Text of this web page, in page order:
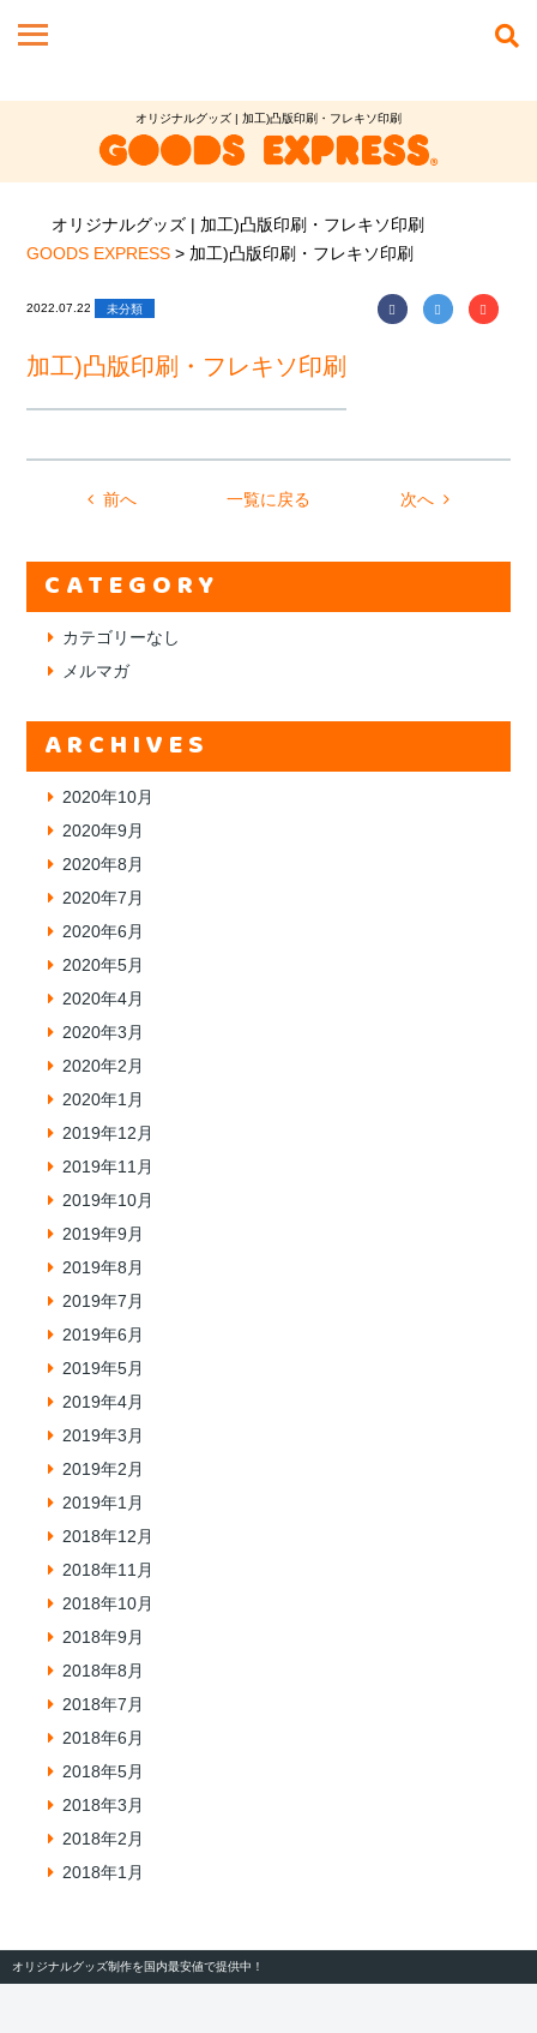
オリジナルグッズ | 加工)凸版印刷・フレキソ印刷
オリジナルグッズ | 加工)凸版印刷・フレキソ印刷
GOODS EXPRESS > 加工)凸版印刷・フレキソ印刷
2022.07.22 未分類
加工)凸版印刷・フレキソ印刷
前へ 一覧に戻る 次へ
CATEGORY
カテゴリーなし
メルマガ
ARCHIVES
2020年10月
2020年9月
2020年8月
2020年7月
2020年6月
2020年5月
2020年4月
2020年3月
2020年2月
2020年1月
2019年12月
2019年11月
2019年10月
2019年9月
2019年8月
2019年7月
2019年6月
2019年5月
2019年4月
2019年3月
2019年2月
2019年1月
2018年12月
2018年11月
2018年10月
2018年9月
2018年8月
2018年7月
2018年6月
2018年5月
2018年3月
2018年2月
2018年1月
オリジナルグッズ制作を国内最安値で提供中！